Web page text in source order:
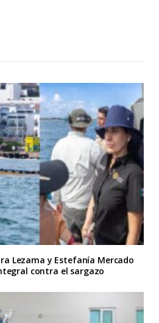
Lezama y Estefanía Mercado
contra el sargazo